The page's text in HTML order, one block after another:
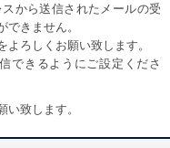
から送信されたメールの受
きません。
ろしくお願い致します。
できるようにご設定くださ
致します。